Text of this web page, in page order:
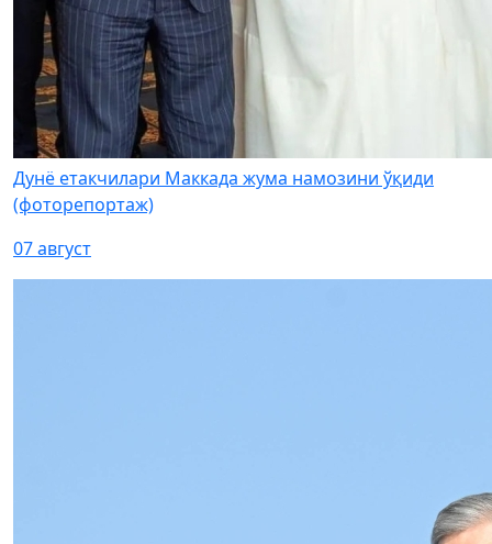
Дунё етакчилари Маккада жума намозини ўқиди
(фоторепортаж)
07 август